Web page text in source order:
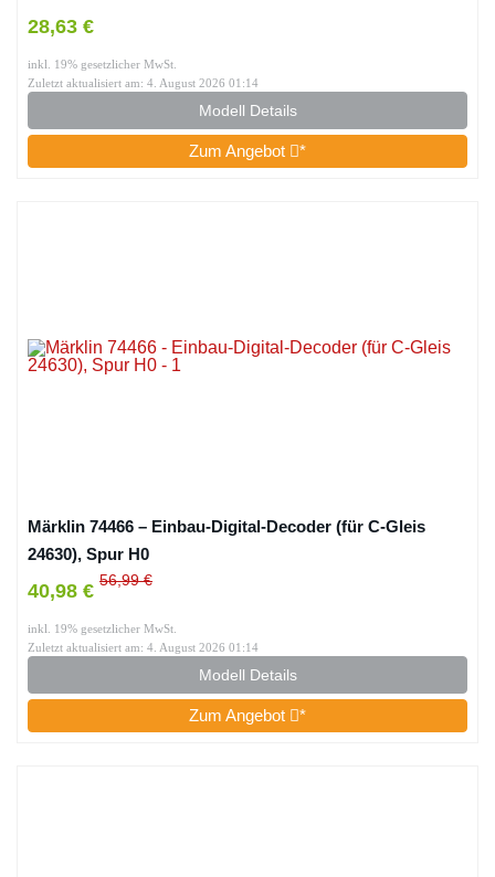
28,63 €
inkl. 19% gesetzlicher MwSt.
Zuletzt aktualisiert am: 4. August 2026 01:14
Modell Details
Zum Angebot *
Märklin 74466 – Einbau-Digital-Decoder (für C-Gleis
24630), Spur H0
40,98 € 56,99 €
inkl. 19% gesetzlicher MwSt.
Zuletzt aktualisiert am: 4. August 2026 01:14
Modell Details
Zum Angebot *